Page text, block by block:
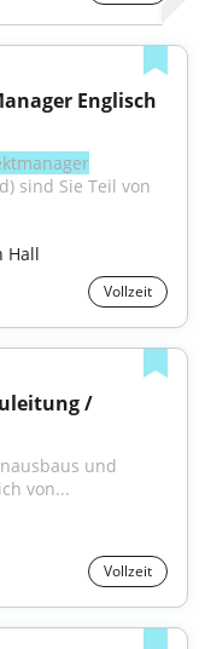
Englisch
sind Sie Teil von
Hall
Vollzeit
/
und
von...
Vollzeit